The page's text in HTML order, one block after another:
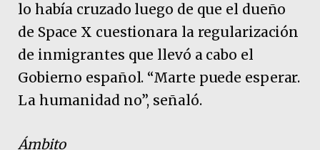
lo había cruzado luego de que el dueño
de Space X cuestionara la regularización
de inmigrantes que llevó a cabo el
Gobierno español. “Marte puede esperar.
La humanidad no”, señaló.
Ámbito